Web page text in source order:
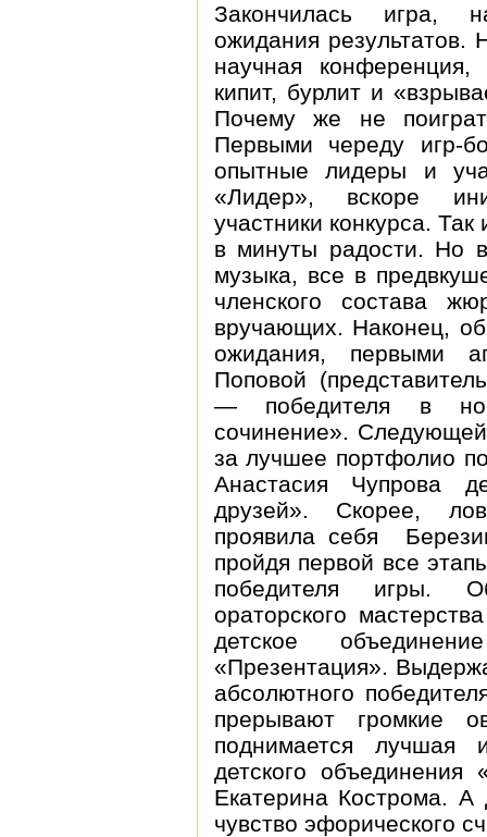
Закончилась игра,
ожидания результатов.
научная
кипит, бурлит и
Почему же не
Первыми череду игр-
опытные лидеры и
«Лидер», вскоре
участники конкурса.
в минуты радости. Но
музыка, все в
членского состава
вручающих. Наконец,
ожидания, первыми
Поповой
— победителя в
сочинение».
за лучшее портфолио
Анастасия Чупрова
друзей». Скорее,
проявила себя
пройдя первой все
победителя игры.
ораторского
детское
«Презентация».
абсолютного
прерывают громкие
поднимается лучшая
детского
Екатерина Кострома.
чувство эфорического